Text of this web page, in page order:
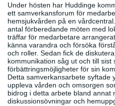
Under hösten har Huddinge
ett samverkansforum för
hemsjukvården på en
antal förberedande möten med
träffar för medarbetare
känna varandra och försöka
och roller. Sedan fick de
kommunikation såg ut och till sist
förbättringsmöjligheter för sin
Detta samverkansarbete syftade
uppleva vården och omsorgen
bidrog i detta arbete bland annat
diskussionsövningar och